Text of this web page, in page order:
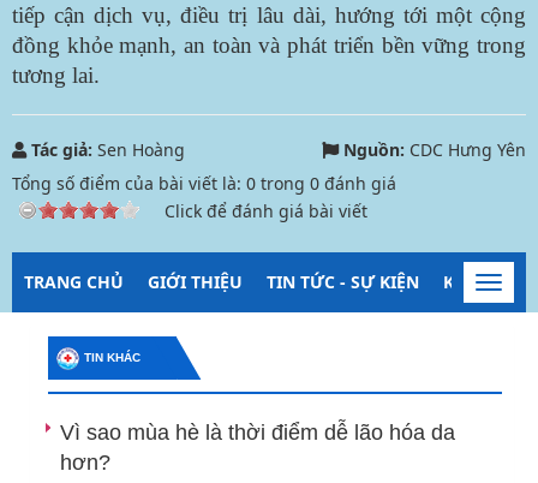
tiếp cận dịch vụ, điều trị lâu dài, hướng tới một cộng
đồng khỏe mạnh, an toàn và phát triển bền vững trong
tương lai.
Tác giả: Sen Hoàng Nguồn: CDC Hưng Yên
Tổng số điểm của bài viết là: 0 trong 0 đánh giá
Click để đánh giá bài viết
TRANG CHỦ GIỚI THIỆU TIN TỨC - SỰ KIỆN KIỂM
TIN KHÁC
Vì sao mùa hè là thời điểm dễ lão hóa da
hơn?